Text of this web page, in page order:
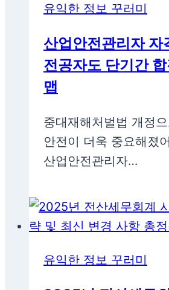
유익한 정보 꾸러미
산업안전관리자 자
전공자도 단기간
맵
중대재해처벌법 개정
안전이 더욱 중요해졌
산업안전관리자…
유익한 정보 꾸러미